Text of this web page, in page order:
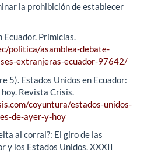
la prohibición de establecer
Primicias.
politica/asamblea-debate-
extranjeras-ecuador-97642/
5). Estados Unidos en Ecuador:
Revista Crisis.
coyuntura/estados-unidos-
de-ayer-y-hoy
al corral?: El giro de las
y los Estados Unidos. XXXII